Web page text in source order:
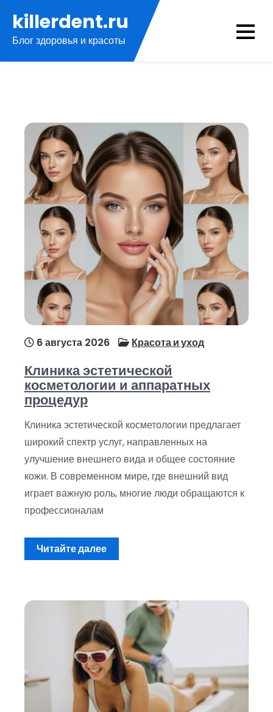
содержимому
killerdent.ru
Блог здоровья и красоты
6 августа 2026 Красота и уход
Клиника эстетической
косметологии и аппаратных
процедур
Клиника эстетической косметологии предлагает
широкий спектр услуг, направленных на
улучшение внешнего вида и общее состояние
кожи. В современном мире, где внешний вид
играет важную роль, многие люди обращаются к
профессионалам
Читайте далее